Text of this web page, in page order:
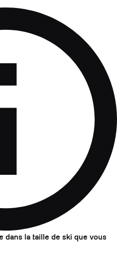
dans la taille de ski que vous